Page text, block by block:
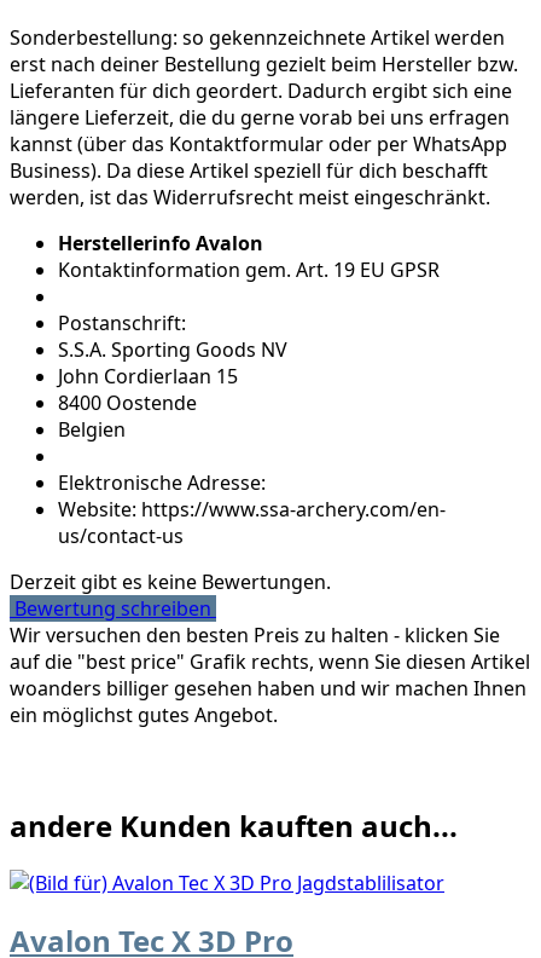
Sonderbestellung: so gekennzeichnete Artikel werden
erst nach deiner Bestellung gezielt beim Hersteller bzw.
Lieferanten für dich geordert. Dadurch ergibt sich eine
längere Lieferzeit, die du gerne vorab bei uns erfragen
kannst (über das Kontaktformular oder per WhatsApp
Business). Da diese Artikel speziell für dich beschafft
werden, ist das Widerrufsrecht meist eingeschränkt.
Herstellerinfo Avalon
Kontaktinformation gem. Art. 19 EU GPSR
Postanschrift:
S.S.A. Sporting Goods NV
John Cordierlaan 15
8400 Oostende
Belgien
Elektronische Adresse:
Website: https://www.ssa-archery.com/en-
us/contact-us
Derzeit gibt es keine Bewertungen.
Bewertung schreiben
Wir versuchen den besten Preis zu halten - klicken Sie
auf die "best price" Grafik rechts, wenn Sie diesen Artikel
woanders billiger gesehen haben und wir machen Ihnen
ein möglichst gutes Angebot.
andere Kunden kauften auch...
Avalon Tec X 3D Pro